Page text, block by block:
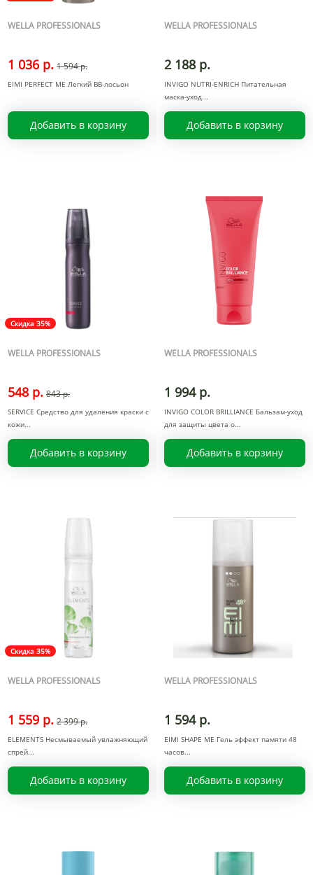
WELLA PROFESSIONALS
1 036 р. 1 594 р.
EIMI PERFECT ME Легкий ВВ-лосьон
Добавить в корзину
WELLA PROFESSIONALS
2 188 р.
INVIGO NUTRI-ENRICH Питательная
маска-уход
Добавить в корзину
Скидка 35%
WELLA PROFESSIONALS
548 р. 843 р.
SERVICE Средство для удаления краски с
кожи
Добавить в корзину
WELLA PROFESSIONALS
1 994 р.
INVIGO COLOR BRILLIANCE Бальзам-уход
для защиты цвета о
Добавить в корзину
Скидка 35%
WELLA PROFESSIONALS
1 559 р. 2 399 р.
ELEMENTS Несмываемый увлажняющий
спрей
Добавить в корзину
WELLA PROFESSIONALS
1 594 р.
EIMI SHAPE ME Гель эффект памяти 48
часов
Добавить в корзину